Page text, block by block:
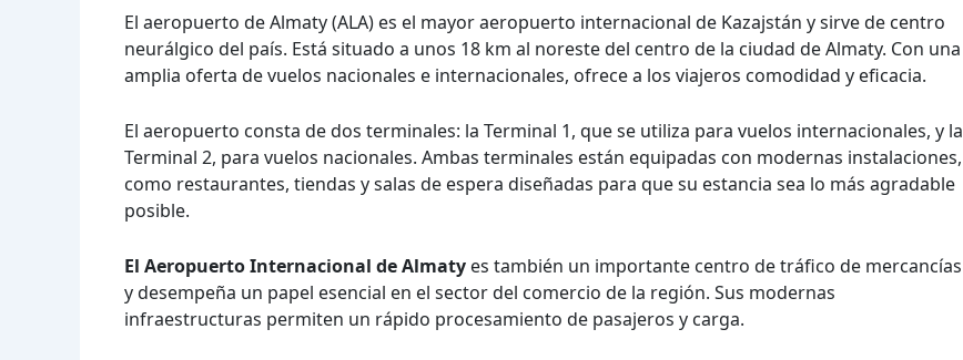
El aeropuerto de Almaty (ALA) es el mayor aeropuerto internacional de Kazajstán y sirve de centro
neurálgico del país. Está situado a unos 18 km al noreste del centro de la ciudad de Almaty. Con una
amplia oferta de vuelos nacionales e internacionales, ofrece a los viajeros comodidad y eficacia.
El aeropuerto consta de dos terminales: la Terminal 1, que se utiliza para vuelos internacionales, y la
Terminal 2, para vuelos nacionales. Ambas terminales están equipadas con modernas instalaciones,
como restaurantes, tiendas y salas de espera diseñadas para que su estancia sea lo más agradable
posible.
El Aeropuerto Internacional de Almaty es también un importante centro de tráfico de mercancías
y desempeña un papel esencial en el sector del comercio de la región. Sus modernas
infraestructuras permiten un rápido procesamiento de pasajeros y carga.